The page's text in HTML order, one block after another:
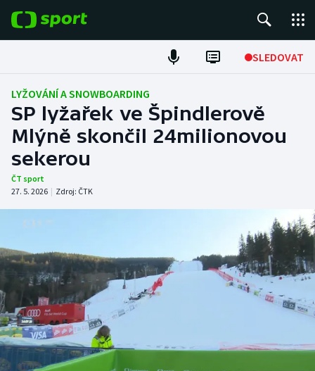
SLEDOVAT
Fotbal
Hokej
Tenis
Atletika
Cyklistika
DALŠÍ SPORTY
Americký fotbal
Baseball a softbal
Basketbal
NEPŘEHLÉDNĚTE
Soutěže
Historické návraty
LYŽOVÁNÍ A SNOWBOARDING
SP lyžařek ve Špindlerově
Mlýně skončil 24milionovou
sekerou
ČT sport
27. 5. 2026 | Zdroj: ČTK